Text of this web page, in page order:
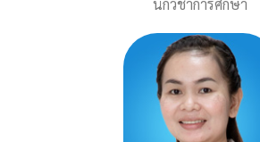
นักวิชาการศึกษา